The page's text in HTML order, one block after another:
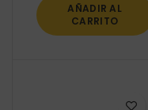
AÑADIR AL
CARRITO